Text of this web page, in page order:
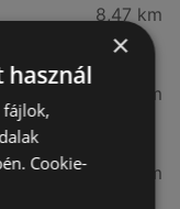
8,47 km
10,88 km
45,02 km
×
használ
fájlok,
Cookie-